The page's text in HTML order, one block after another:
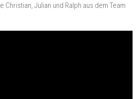
Julian und Ralph aus dem Team